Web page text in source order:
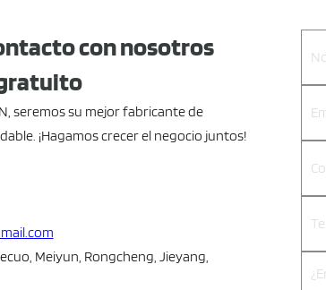
con nosotros
seremos su mejor fabricante de
¡Hagamos crecer el negocio juntos!
Meiyun, Rongcheng, Jieyang,